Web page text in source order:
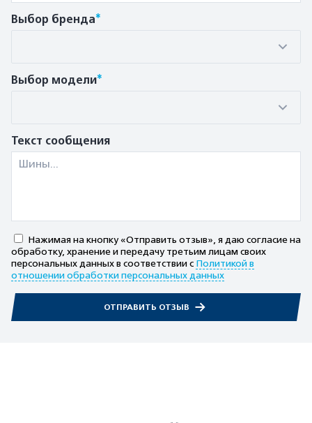
Выбор бренда*
Выбор модели*
Текст сообщения
Нажимая на кнопку «Отправить отзыв», я даю согласие на
обработку, хранение и передачу третьим лицам своих
персональных данных в соответствии с Политикой в
отношении обработки персональных данных
ОТПРАВИТЬ ОТЗЫВ